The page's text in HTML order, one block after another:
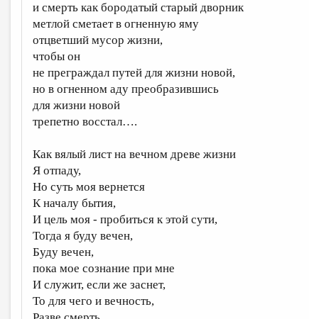
и смерть как бородатый старый дворник
метлой сметает в огненную яму
отцветший мусор жизни,
чтобы он
не преграждал путей для жизни новой,
но в огненном аду преобразившись
для жизни новой
трепетно восстал….
Как вялый лист на вечном древе жизни
Я отпаду,
Но суть моя вернется
К началу бытия,
И цель моя - пробиться к этой сути,
Тогда я буду вечен,
Буду вечен,
пока мое сознание при мне
И служит, если же заснет,
То для чего и вечность,